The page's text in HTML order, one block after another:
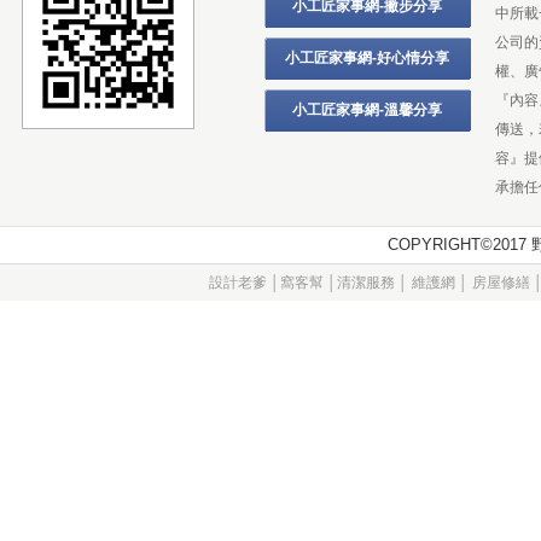
小工匠家事網-撇步分享
小工匠家事網-好心情分享
小工匠家事網-溫馨分享
中所
公司
權、
『內
傳送
容』
承擔
設計老爹 窩客幫 清潔服務 維護網 房屋修繕